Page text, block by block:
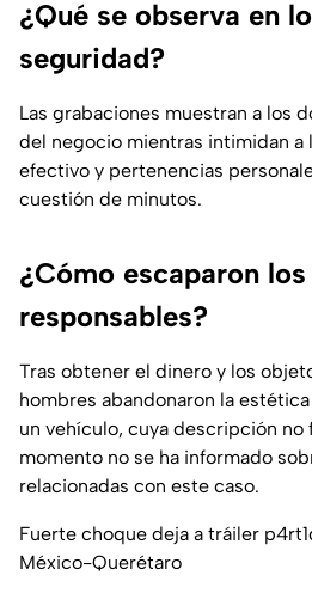
¿Qué se observa en
seguridad?
Las grabaciones muestran a los
del negocio mientras intimidan a
efectivo y pertenencias
cuestión de minutos.
¿Cómo escaparon
responsables?
Tras obtener el dinero y los
hombres abandonaron la
un vehículo, cuya descripción no
momento no se ha informado
relacionadas con este caso.
Fuerte choque deja a tráiler
México-Querétaro